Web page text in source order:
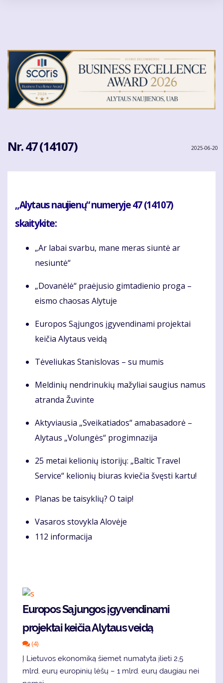
Nr. 47 (14107) 2025-06-20
„Alytaus naujienų“ numeryje 47 (14107)
skaitykite:
„Ar labai svarbu, mane meras siuntė ar
nesiuntė“
„Dovanėlė“ praėjusio gimtadienio proga –
eismo chaosas Alytuje
Europos Sąjungos įgyvendinami projektai
keičia Alytaus veidą
Tėveliukas Stanislovas – su mumis
Meldinių nendrinukių mažyliai saugius namus
atranda Žuvinte
Aktyviausia „Sveikatiados“ amabasadorė –
Alytaus „Volungės“ progimnazija
25 metai kelionių istorijų: „Baltic Travel
Service“ kelionių biuras kviečia švęsti kartu!
Planas be taisyklių? O taip!
Vasaros stovykla Alovėje
112 informacija
Europos Sąjungos įgyvendinami
projektai keičia Alytaus veidą
(4)
Į Lietuvos ekonomiką šiemet numatyta įlieti 2,5
mlrd. eurų europinių lėšų – 1 mlrd. eurų daugiau nei